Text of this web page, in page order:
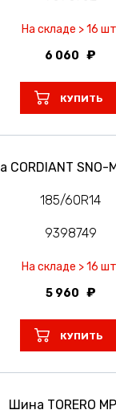
На складе > 16
6 060
КУПИТЬ
CORDIANT SNO-
185/60R14
9398749
На складе > 16
5 960
КУПИТЬ
Шина TORERO